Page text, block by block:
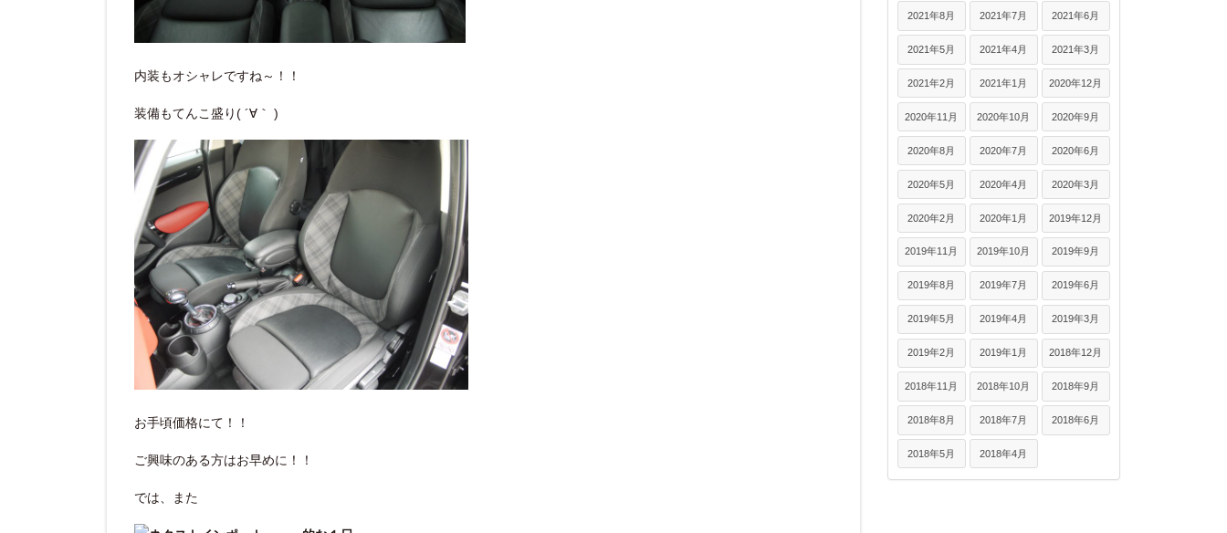
内装もオシャレですね～！！
装備もてんこ盛り( ´∀｀ )
お手頃価格にて！！
ご興味のある方はお早めに！！
では、また
2021年8月 2021年7月 2021年6月
2021年5月 2021年4月 2021年3月
2021年2月 2021年1月 2020年12月
2020年11月 2020年10月 2020年9月
2020年8月 2020年7月 2020年6月
2020年5月 2020年4月 2020年3月
2020年2月 2020年1月 2019年12月
2019年11月 2019年10月 2019年9月
2019年8月 2019年7月 2019年6月
2019年5月 2019年4月 2019年3月
2019年2月 2019年1月 2018年12月
2018年11月 2018年10月 2018年9月
2018年8月 2018年7月 2018年6月
2018年5月 2018年4月